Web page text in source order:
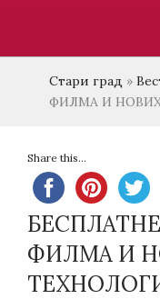
Стари град »
ФИЛМА И
Share this...
ФИЛМА И